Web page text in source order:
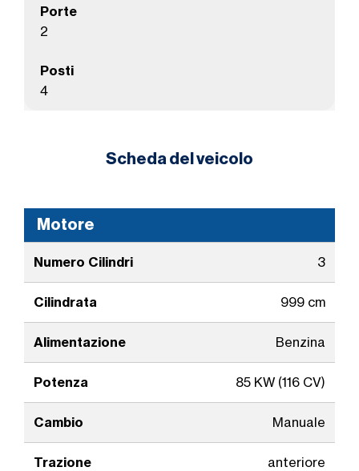
Porte
2
Posti
4
Scheda del veicolo
Motore
Numero Cilindri 3
Cilindrata 999 cm
Alimentazione Benzina
Potenza 85 KW (116 CV)
Cambio Manuale
Trazione anteriore